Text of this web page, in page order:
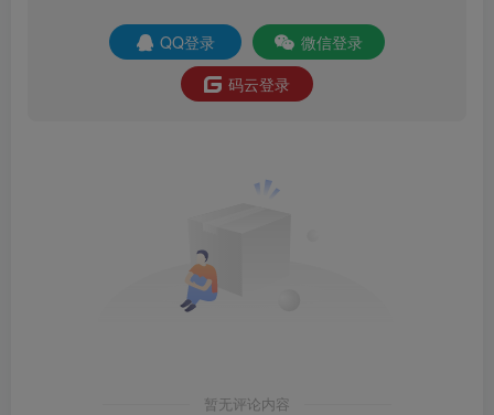
QQ登录
微信登录
码云登录
暂无评论内容